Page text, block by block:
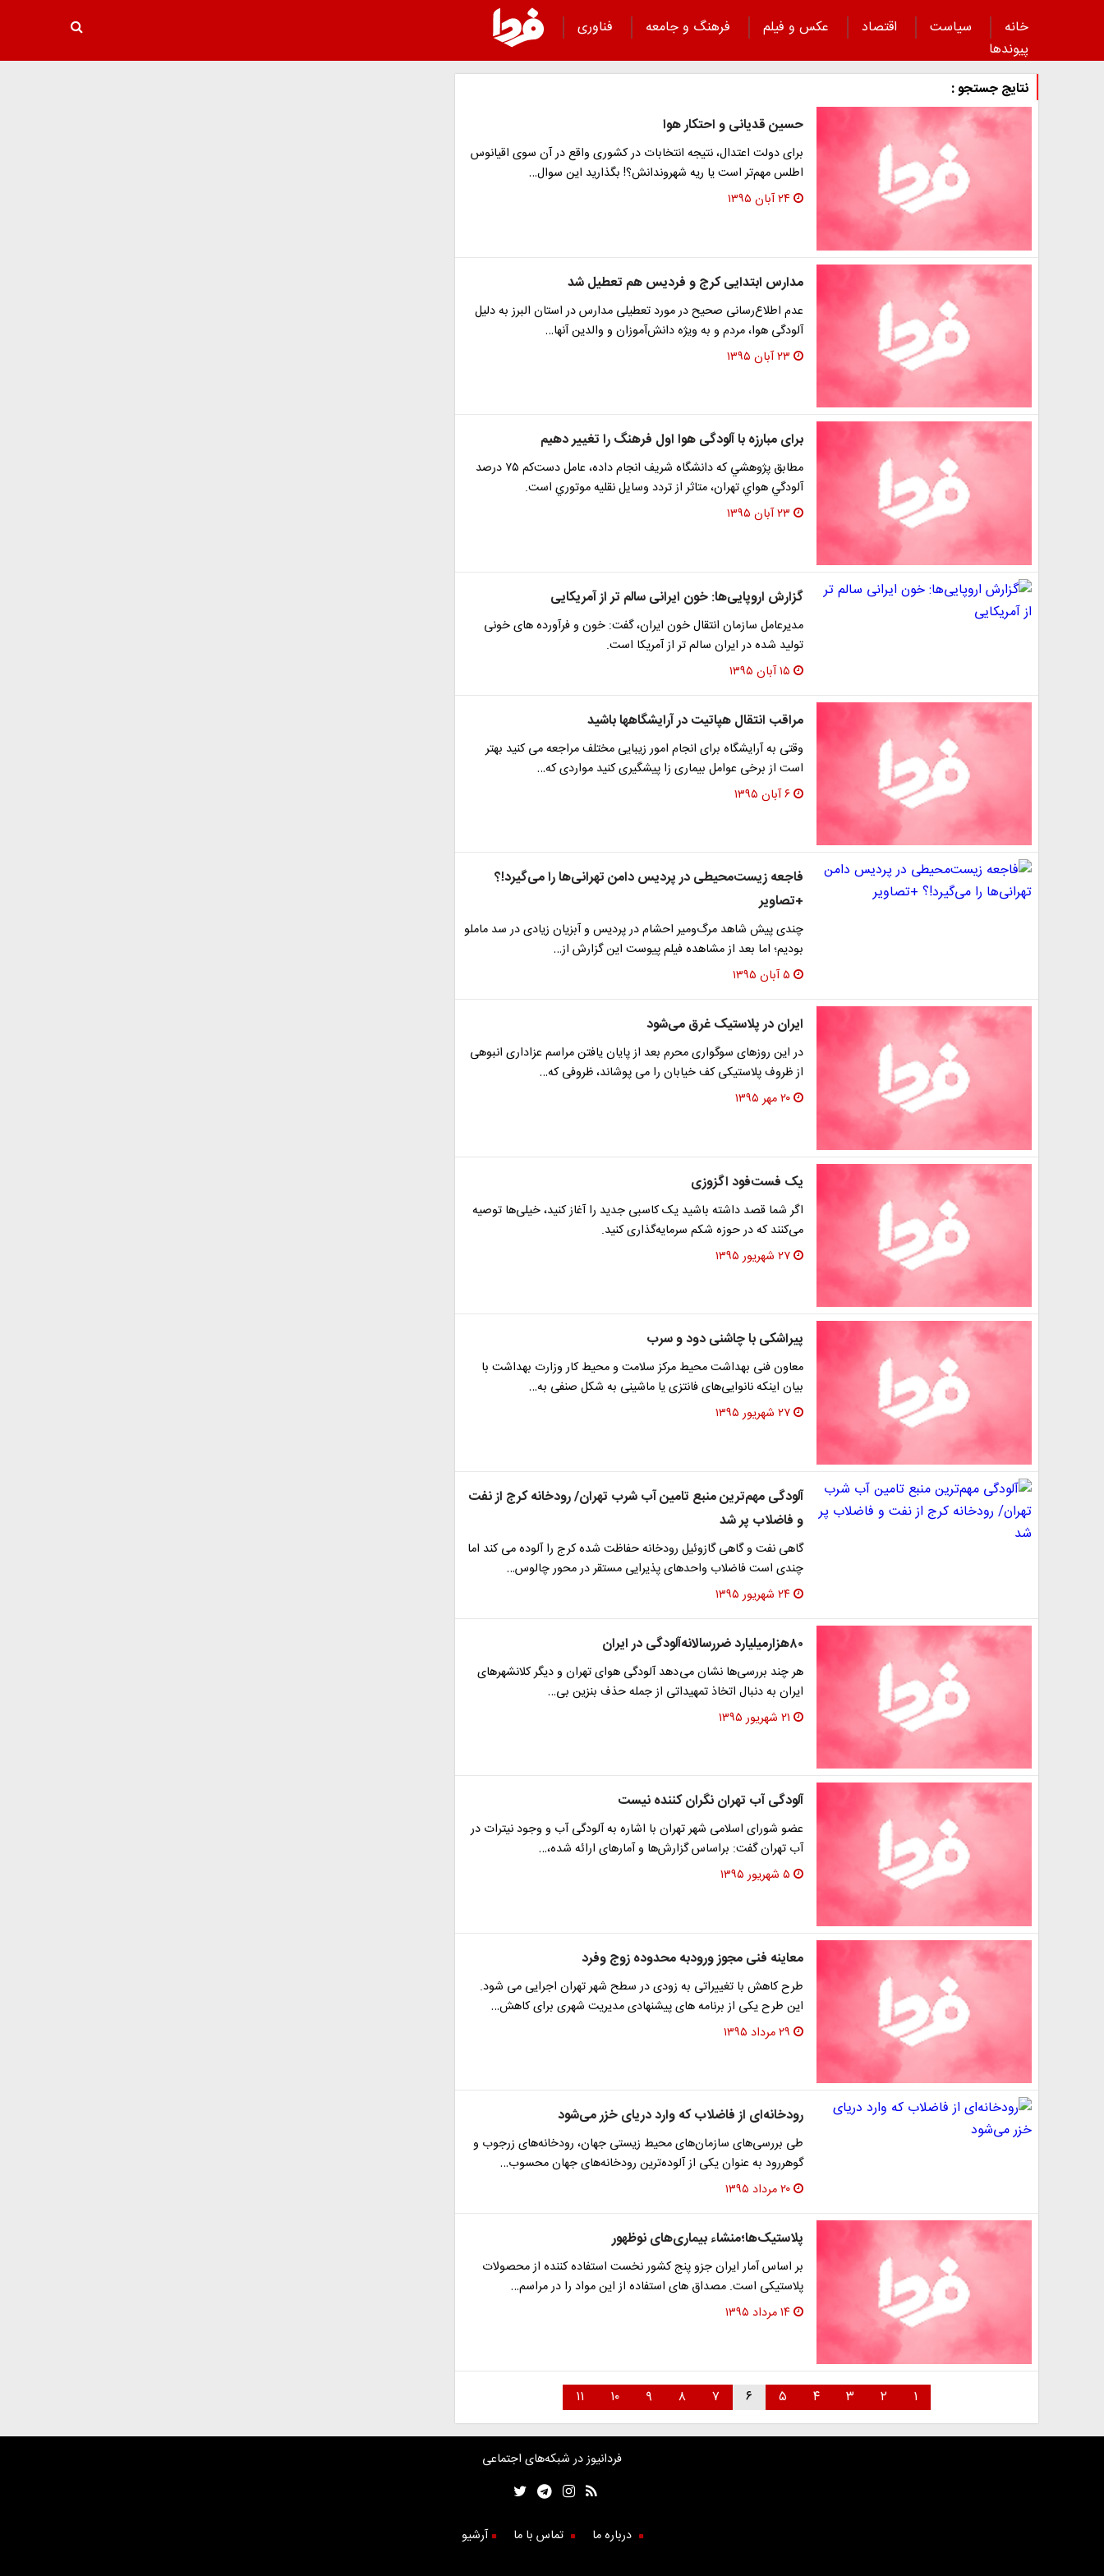
خانه سیاست اقتصاد عکس و فیلم فرهنگ و جامعه
فناوری
پیوند‌ها
نتایج جستجو :
حسین قدیانی و احتکار هوا
برای دولت اعتدال، نتیجه انتخابات در کشوری واقع در آن‌ سوی اقیانوس
اطلس مهم‌تر است یا ریه شهروندانش؟! بگذارید این سوال…
۲۴ آبان ۱۳۹۵
مدارس ابتدایی کرج و فردیس هم تعطیل شد
عدم اطلاع‌رسانی صحیح در مورد تعطیلی مدارس در استان البرز به دلیل
آلودگی هوا، مردم و به ویژه دانش‌آموزان و والدین آنها…
۲۳ آبان ۱۳۹۵
برای مبارزه با آلودگی هوا اول فرهنگ را تغيير دهيم
مطابق پژوهشي كه دانشگاه شريف انجام داده، عامل دست‌كم ٧٥ درصد
آلودگي هواي تهران، متاثر از تردد وسايل نقليه موتوري است.
۲۳ آبان ۱۳۹۵
گزارش اروپایی‌ها: خون ایرانی سالم تر از آمریکایی
مدیرعامل سازمان انتقال خون ایران، گفت: خون و فرآورده های خونی
تولید شده در ایران سالم تر از آمریکا است.
۱۵ آبان ۱۳۹۵
مراقب انتقال هپاتیت در آرایشگاهها باشید
وقتی به آرایشگاه برای انجام امور زیبایی مختلف مراجعه می کنید بهتر
است از برخی عوامل بیماری زا پیشگیری کنید مواردی که…
۶ آبان ۱۳۹۵
فاجعه زیست‌محیطی در پردیس دامن تهرانی‌ها را می‌گیرد!؟
+تصاویر
چندی پیش شاهد مرگ‌ومیر احشام در پردیس و آبزیان زیادی در سد ماملو
بودیم؛ اما بعد از مشاهده فیلم پیوست این گزارش از…
۵ آبان ۱۳۹۵
ایران در پلاستیک غرق می‌شود
در این روزهای سوگواری محرم بعد از پایان یافتن مراسم عزاداری انبوهی
از ظروف پلاستیکی کف خیابان را می پوشاند، ظروفی که…
۲۰ مهر ۱۳۹۵
یک فست‌فود اگزوزی
اگر شما قصد داشته باشید یک کاسبی جدید را آغاز کنید، خیلی‌ها توصیه
می‌کنند که در حوزه شکم سرمایه‌گذاری کنید.
۲۷ شهریور ۱۳۹۵
پیراشکی با چاشنی دود و سرب
معاون فنی بهداشت محیط مرکز سلامت و محیط کار وزارت بهداشت با
بیان اینکه نانوایی‌های فانتزی یا ماشینی به شکل صنفی به…
۲۷ شهریور ۱۳۹۵
آلودگی مهم‌ترین منبع تامین آب شرب تهران/ رودخانه کرج از نفت
و فاضلاب پر شد
گاهی نفت و گاهی گازوئیل رودخانه حفاظت شده کرج را آلوده می کند اما
چندی است فاضلاب واحدهای پذیرایی مستقر در محور چالوس…
۲۴ شهریور ۱۳۹۵
۸۰‌هزارمیلیارد ضررسالانه‌آلودگی در ایران
هر چند بررسی‌ها نشان می دهد آلودگی هوای تهران و دیگر کلانشهر‌های
ایران به دنبال اتخاذ تمهیداتی از جمله حذف بنزین بی…
۲۱ شهریور ۱۳۹۵
آلودگی آب تهران نگران کننده نیست
عضو شورای اسلامی شهر تهران با اشاره به آلودگی آب و وجود نیترات در
آب تهران گفت: براساس گزارش‌ها و آمارهای ارائه شده،…
۵ شهریور ۱۳۹۵
معاینه فنی مجوز ورودبه محدوده زوج وفرد
طرح کاهش با تغییراتی به زودی در سطح شهر تهران اجرایی می شود.
این طرح یکی از برنامه های پیشنهادی مدیریت شهری برای کاهش…
۲۹ مرداد ۱۳۹۵
رودخانه‌ای از فاضلاب که وارد دریای خزر می‌شود
طی بررسی‌های سازمان‌های محیط زیستی جهان، رودخانه‌های زرجوب و
گوهررود به عنوان یکی از آلوده‌ترین رودخانه‌های جهان محسوب…
۲۰ مرداد ۱۳۹۵
پلاستیک‌ها؛منشاء بیماری‌های نوظهور
بر اساس آمار ایران جزو پنج کشور نخست استفاده کننده از محصولات
پلاستیکی است. مصداق های استفاده از این مواد را در مراسم…
۱۴ مرداد ۱۳۹۵
۱ ۲ ۳ ۴ ۵ ۶ ۷ ۸ ۹ ۱۰ ۱۱
فردانیوز در شبکه‌های اجتماعی
درباره ما تماس با ما آرشیو